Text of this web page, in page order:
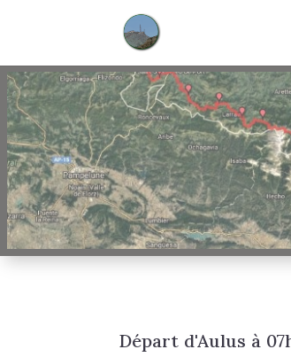
Départ d'Aulus à